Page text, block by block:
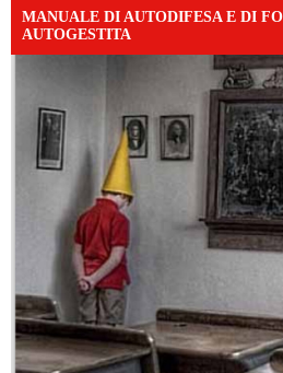
MANUALE DI AUTODIFESA E DI
AUTOGESTITA